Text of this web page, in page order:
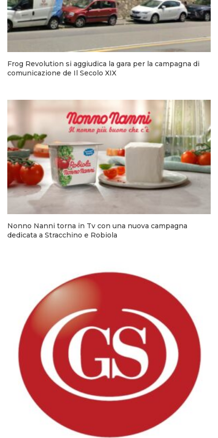
Frog Revolution si aggiudica la gara per la campagna di
comunicazione de Il Secolo XIX
Nonno Nanni torna in Tv con una nuova campagna
dedicata a Stracchino e Robiola